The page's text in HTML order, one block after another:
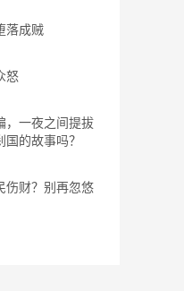
落成贼
怒
，一夜之间提拔
的故事吗？
伤财？别再忽悠